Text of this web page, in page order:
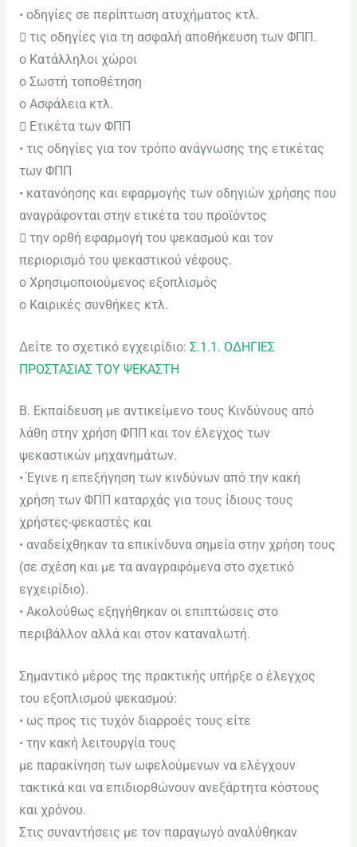
• οδηγίες σε περίπτωση ατυχήματος κτλ.
 τις οδηγίες για τη ασφαλή αποθήκευση των ΦΠΠ.
o Κατάλληλοι χώροι
o Σωστή τοποθέτηση
o Ασφάλεια κτλ.
 Ετικέτα των ΦΠΠ
• τις οδηγίες για τον τρόπο ανάγνωσης της ετικέτας
των ΦΠΠ
• κατανόησης και εφαρμογής των οδηγιών χρήσης που
αναγράφονται στην ετικέτα του προϊόντος
 την ορθή εφαρμογή του ψεκασμού και τον
περιορισμό του ψεκαστικού νέφους.
o Χρησιμοποιούμενος εξοπλισμός
o Καιρικές συνθήκες κτλ.
Δείτε το σχετικό εγχειρίδιο: Σ.1.1. ΟΔΗΓΙΕΣ
ΠΡΟΣΤΑΣΙΑΣ ΤΟΥ ΨΕΚΑΣΤΗ
Β. Εκπαίδευση με αντικείμενο τους Κινδύνους από
λάθη στην χρήση ΦΠΠ και τον έλεγχος των
ψεκαστικών μηχανημάτων.
• Έγινε η επεξήγηση των κινδύνων από την κακή
χρήση των ΦΠΠ καταρχάς για τους ίδιους τους
χρήστες-ψεκαστές και
• αναδείχθηκαν τα επικίνδυνα σημεία στην χρήση τους
(σε σχέση και με τα αναγραφόμενα στο σχετικό
εγχειρίδιο).
• Ακολούθως εξηγήθηκαν οι επιπτώσεις στο
περιβάλλον αλλά και στον καταναλωτή.
Σημαντικό μέρος της πρακτικής υπήρξε ο έλεγχος
του εξοπλισμού ψεκασμού:
• ως προς τις τυχόν διαρροές τους είτε
• την κακή λειτουργία τους
με παρακίνηση των ωφελούμενων να ελέγχουν
τακτικά και να επιδιορθώνουν ανεξάρτητα κόστους
και χρόνου.
Στις συναντήσεις με τον παραγωγό αναλύθηκαν